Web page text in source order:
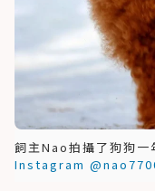
飼主Nao拍攝了狗狗一
Instagram